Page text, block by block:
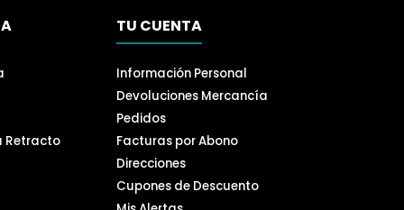
Retracto
TU CUENTA
Información Personal
Devoluciones Mercancía
Pedidos
Facturas por Abono
Direcciones
Cupones de Descuento